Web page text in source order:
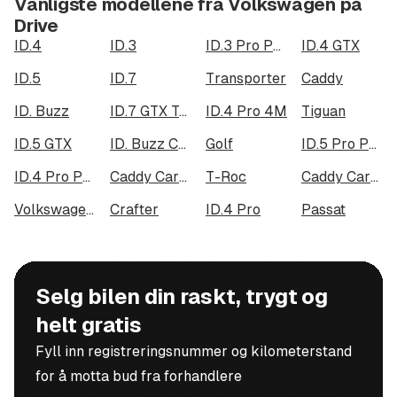
Lørdag: 10.00 15.00
Tlf: 24 03 25 00
Nå kan du chatte med oss 7 dager i uken fra kl.08.00 til
kl.22.00.
Klikk på linken "chat med oss".
Gjennom våre samarbeidspartnere kan vi tilby
konkurransedyktige priser på FORSIKRING og LÅN
inntil 10 år.
Du kan beregne ditt billån ved å gå inn på:
Vanligste modellene fra Volkswagen på
Drive
ID.4 ID.3 ID.3 Pro Performance
ID.4 GTX
ID.5
ID.7 Transporter
Caddy
ID. Buzz
ID.7 GTX Tourer ID.4 Pro 4M
Tiguan
ID.5 GTX
ID. Buzz Cargo Golf
ID.5 Pro Performance
ID.4 Pro Performance
Caddy Cargo Maxi T-Roc
Caddy Cargo
Volkswagen ID.7 91 kWh 4Motion
Crafter ID.4 Pro Passat
Selg bilen din raskt, trygt og
helt gratis
Fyll inn registreringsnummer og kilometerstand
for å motta bud fra forhandlere